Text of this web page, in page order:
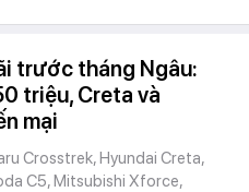
trước tháng Ngâu:
triệu, Creta và
mại
Crosstrek, Hyundai Creta,
C5, Mitsubishi Xforce,